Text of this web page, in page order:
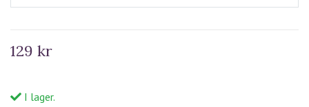
129 kr
I lager.